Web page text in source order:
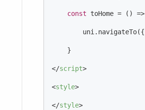
const toHome = () =>
        uni.navigateTo({
    }
</script>
<style>
</style>